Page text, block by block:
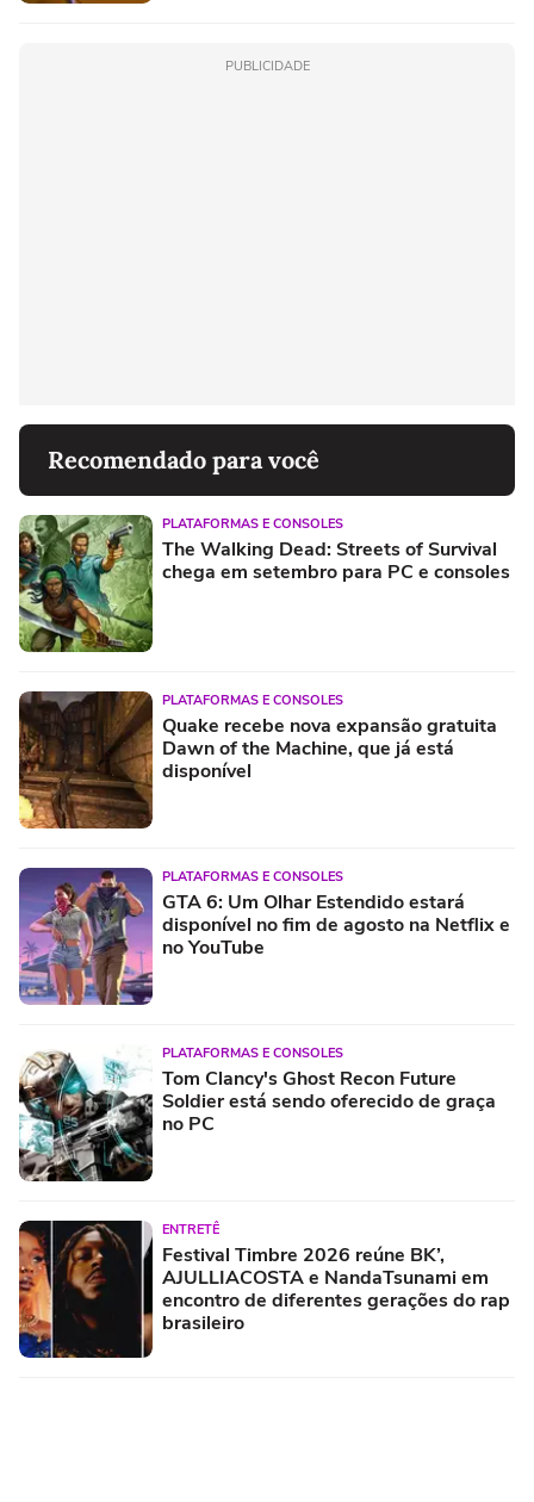
PUBLICIDADE
Recomendado para você
PLATAFORMAS E CONSOLES
The Walking Dead: Streets of Survival
chega em setembro para PC e consoles
PLATAFORMAS E CONSOLES
Quake recebe nova expansão gratuita
Dawn of the Machine, que já está
disponível
PLATAFORMAS E CONSOLES
GTA 6: Um Olhar Estendido estará
disponível no fim de agosto na Netflix e
no YouTube
PLATAFORMAS E CONSOLES
Tom Clancy's Ghost Recon Future
Soldier está sendo oferecido de graça
no PC
ENTRETÊ
Festival Timbre 2026 reúne BK’,
AJULLIACOSTA e NandaTsunami em
encontro de diferentes gerações do rap
brasileiro